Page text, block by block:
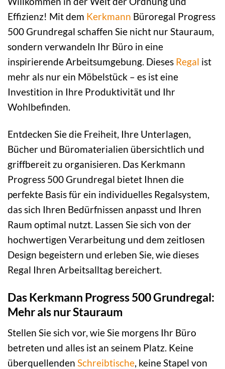
Effizienz! Mit dem Kerkmann Büroregal Progress
500 Grundregal schaffen Sie nicht nur Stauraum,
sondern verwandeln Ihr Büro in eine
inspirierende Arbeitsumgebung. Dieses Regal ist
mehr als nur ein Möbelstück – es ist eine
Investition in Ihre Produktivität und Ihr
Wohlbefinden.
Entdecken Sie die Freiheit, Ihre Unterlagen,
Bücher und Büromaterialien übersichtlich und
griffbereit zu organisieren. Das Kerkmann
Progress 500 Grundregal bietet Ihnen die
perfekte Basis für ein individuelles Regalsystem,
das sich Ihren Bedürfnissen anpasst und Ihren
Raum optimal nutzt. Lassen Sie sich von der
hochwertigen Verarbeitung und dem zeitlosen
Design begeistern und erleben Sie, wie dieses
Regal Ihren Arbeitsalltag bereichert.
Das Kerkmann Progress 500 Grundregal:
Mehr als nur Stauraum
Stellen Sie sich vor, wie Sie morgens Ihr Büro
betreten und alles ist an seinem Platz. Keine
überquellenden Schreibtische, keine Stapel von